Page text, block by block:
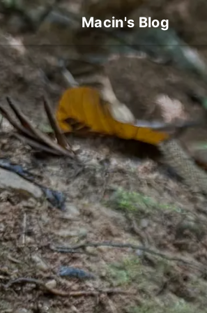
Macin's Blog